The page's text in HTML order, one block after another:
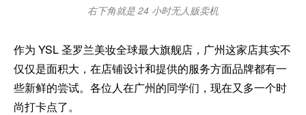
右下角就是 24 小时无人贩卖机
作为 YSL 圣罗兰美妆全球最大旗舰店，广州这家店其实不
仅仅是面积大，在店铺设计和提供的服务方面品牌都有一
些新鲜的尝试。各位人在广州的同学们，现在又多一个时
尚打卡点了。